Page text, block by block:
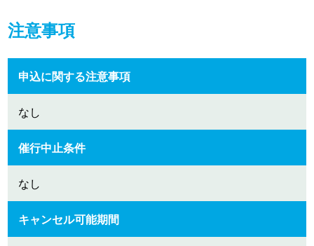
注意事項
申込に関する注意事項
なし
催行中止条件
なし
キャンセル可能期間